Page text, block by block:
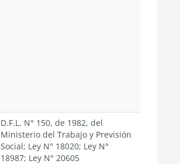
D.F.L. N° 150, de 1982, del
Ministerio del Trabajo y Previsión
Social; Ley N° 18020; Ley N°
18987; Ley N° 20605